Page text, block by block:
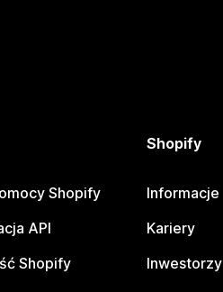
Shopify
API
Shopify
Shopify
Informacje
Kariery
Inwestorzy